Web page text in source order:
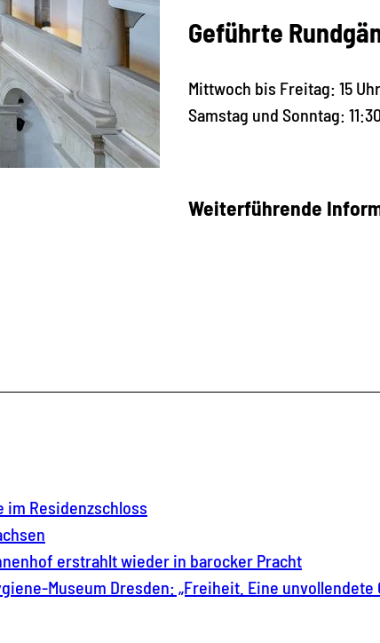
Geführte
Mittwoch bis Freitag: 15 Uhr
Samstag und Sonntag:
Weiterführende
im Residenzschloss
erstrahlt wieder in barocker Pracht
Museum Dresden: „Freiheit. Eine unvollendete